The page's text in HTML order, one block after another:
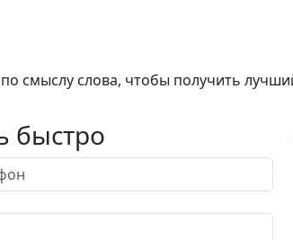
смыслу слова, чтобы получить
быстро